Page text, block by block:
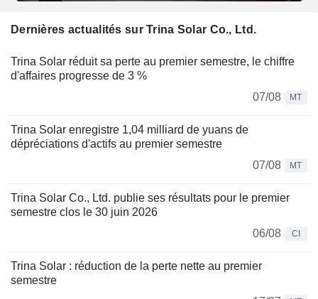
Dernières actualités sur Trina Solar Co., Ltd.
Trina Solar réduit sa perte au premier semestre, le chiffre
d'affaires progresse de 3 %
07/08
MT
Trina Solar enregistre 1,04 milliard de yuans de
dépréciations d'actifs au premier semestre
07/08
MT
Trina Solar Co., Ltd. publie ses résultats pour le premier
semestre clos le 30 juin 2026
06/08
CI
Trina Solar : réduction de la perte nette au premier
semestre